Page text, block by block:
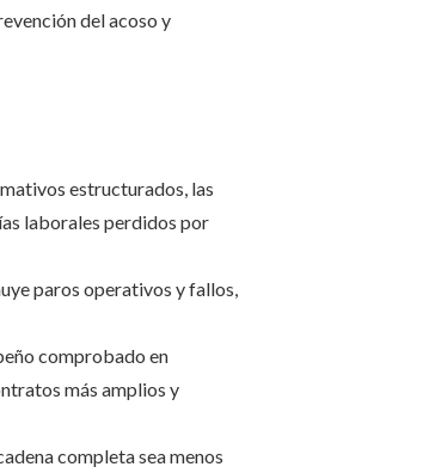
del acoso y
estructurados, las
laborales perdidos por
paros operativos y fallos,
comprobado en
más amplios y
completa sea menos